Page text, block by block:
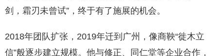
剑，霜刃未曾试”，终于有了施展的机会。
2018年团队扩张，2019年迁到广州，像商鞅“徙木立
信”般逐步建立规模。他与修正、同仁堂等企业合作，